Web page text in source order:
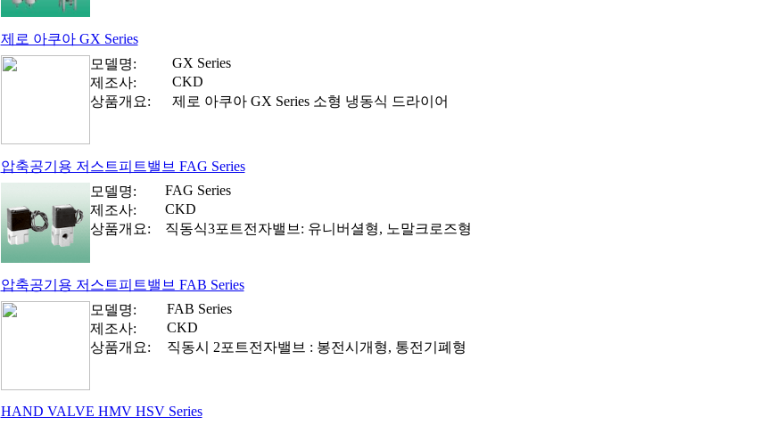
제로 아쿠아 GX Series
모델명:
GX Series
제조사:
CKD
상품개요:
제로 아쿠아 GX Series 소형 냉동식 드라이어
압축공기용 저스트피트밸브 FAG Series
모델명:
FAG Series
제조사:
CKD
상품개요:
직동식3포트전자밸브: 유니버셜형, 노말크로즈형
압축공기용 저스트피트밸브 FAB Series
모델명:
FAB Series
제조사:
CKD
상품개요:
직동시 2포트전자밸브 : 봉전시개형, 통전기폐형
HAND VALVE HMV HSV Series